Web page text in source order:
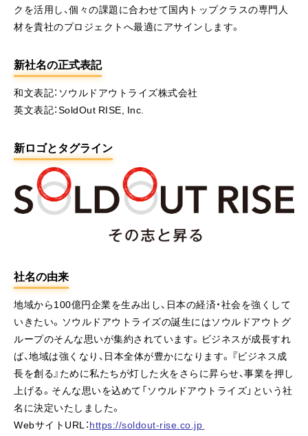
クを活用し、個々の課題に合わせて国内トップクラスの専門人
材を貴社のプロジェクトへ最適にアサインします。
新社名の正式表記
和文表記：ソウルドアウトライズ株式会社
英文表記：SoldOut RISE, Inc.
新ロゴとタグライン
社名の由来
地域から100億円企業を生み出し、日本の経済・社会を強くして
いきたい。ソウルドアウトライズの誕生にはソウルドアウトグ
ループのそんな思いが集約されています。ビジネスが成長すれ
ば、地域は強くなり、日本全体が豊かになります。『ビジネス成
長を創る』ために私たちが灯した火をさらに昇らせ、事業を押し
上げる。そんな思いを込めて「ソウルドアウトライズ」という社
名に決定いたしました。
WebサイトURL：https://soldout-rise.co.jp